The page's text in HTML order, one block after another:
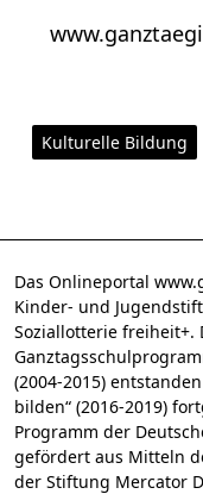
Kulturelle Bildung
Das Onlineportal
Kinder- und
Soziallotterie freiheit+.
(2004-2015)
bilden“ (2016-2019)
Programm der
gefördert aus Mitteln
der Stiftung Mercator